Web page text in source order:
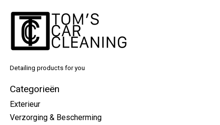
Detailing products for you
Categorieën
Exterieur
Verzorging & Bescherming